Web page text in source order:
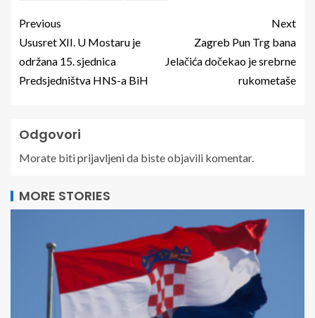
Previous
Ususret XII. U Mostaru je
održana 15. sjednica
Predsjedništva HNS-a BiH
Next
Zagreb Pun Trg bana
Jelačića dočekao je srebrne
rukometaše
Odgovori
Morate bitiprijavljenida biste objavili komentar.
MORE STORIES